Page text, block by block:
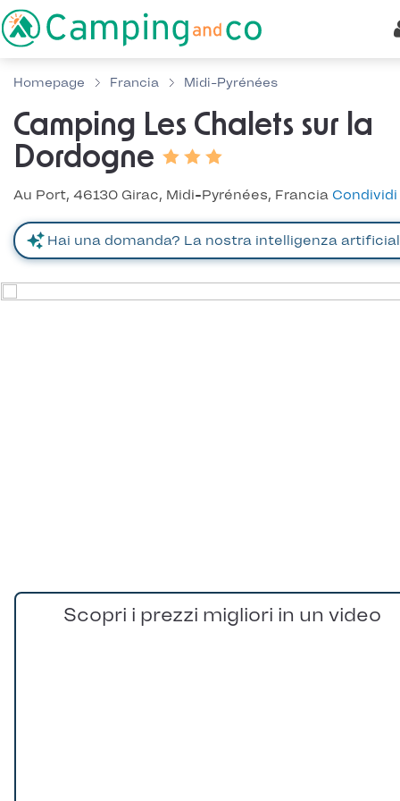
Homepage Francia Midi-Pyrénées
Camping Les Chalets sur la
Dordogne
Au Port, 46130 Girac, Midi-Pyrénées, Francia Condividi
Scopri i prezzi migliori in un video